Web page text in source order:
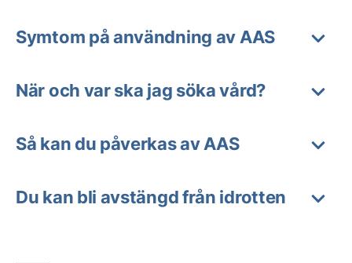
Symtom på användning av AAS
När och var ska jag söka vård?
Så kan du påverkas av AAS
Du kan bli avstängd från idrotten